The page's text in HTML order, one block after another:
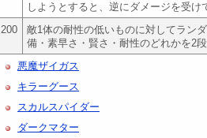
しようとすると、逆にダメージを受け
200
敵1体の耐性の低いものに対してラン
備・素早さ・賢さ・耐性のどれかを2
悪魔ザイガス
キラーグース
スカルスパイダー
ダークマター